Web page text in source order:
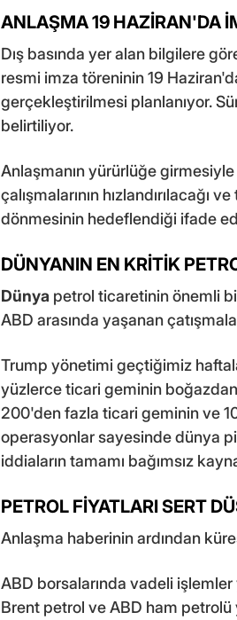
ANLAŞMA 19 HAZİRAN'DA
Dış basında yer alan bilgilere
resmi imza töreninin 19
gerçekleştirilmesi planlanıyor.
belirtiliyor.
Anlaşmanın yürürlüğe
çalışmalarının
dönmesinin hedeflendiği ifade
DÜNYANIN EN KRİTİK
Dünya petrol ticaretinin önemli
ABD arasında yaşanan
Trump yönetimi geçtiğimiz
yüzlerce ticari geminin
200'den fazla ticari geminin ve
operasyonlar sayesinde dünya
iddiaların tamamı bağımsız
PETROL FİYATLARI SERT
Anlaşma haberinin ardından
ABD borsalarında vadeli
Brent petrol ve ABD ham